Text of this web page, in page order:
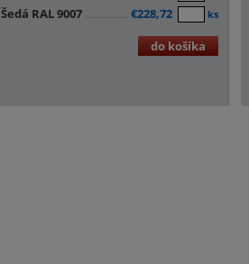
Šedá RAL 9007 €228,72 ks
do košíka